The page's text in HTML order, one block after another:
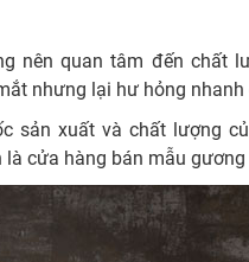
nên quan tâm đến chất
nhưng lại hư hỏng
sản xuất và chất lượng
cửa hàng bán mẫu